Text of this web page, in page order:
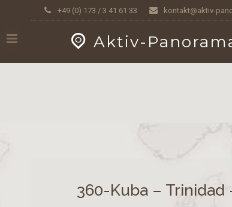
GEOPRESS|360
content
+49 (0) 173 / 3 41 61 33 kontakt@aktiv-
Aktiv-
360-Kuba – Trinidad